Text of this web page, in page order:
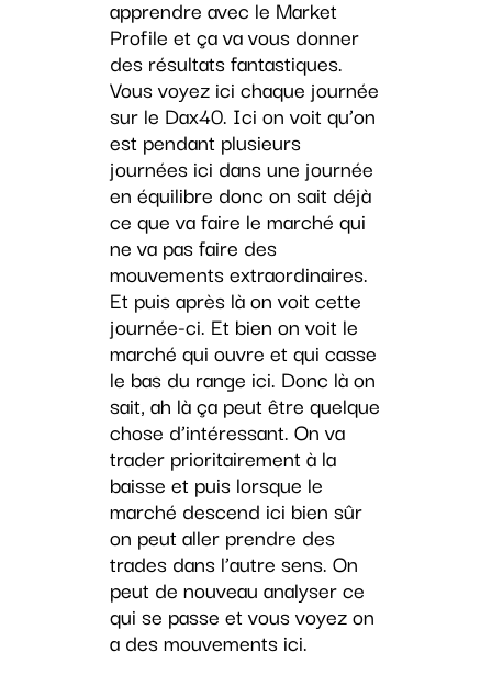
apprendre avec le Market
Profile et ça va vous donner
des résultats fantastiques.
Vous voyez ici chaque journée
sur le Dax40. Ici on voit qu’on
est pendant plusieurs
journées ici dans une journée
en équilibre donc on sait déjà
ce que va faire le marché qui
ne va pas faire des
mouvements extraordinaires.
Et puis après là on voit cette
journée-ci. Et bien on voit le
marché qui ouvre et qui casse
le bas du range ici. Donc là on
sait, ah là ça peut être quelque
chose d’intéressant. On va
trader prioritairement à la
baisse et puis lorsque le
marché descend ici bien sûr
on peut aller prendre des
trades dans l’autre sens. On
peut de nouveau analyser ce
qui se passe et vous voyez on
a des mouvements ici.